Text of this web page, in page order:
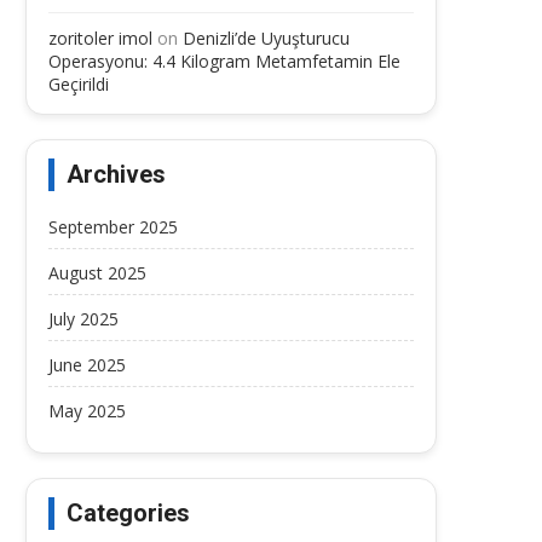
zoritoler imol on Denizli’de Uyuşturucu
Operasyonu: 4.4 Kilogram Metamfetamin Ele
Geçirildi
Archives
September 2025
August 2025
July 2025
June 2025
May 2025
Categories